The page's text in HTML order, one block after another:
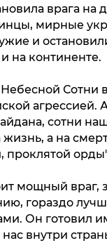
врага
мирные
и
на континенте.
Сотни
сотни
жизнь, а на
проклятой
мощный враг,
гораздо
Он готовил
внутри